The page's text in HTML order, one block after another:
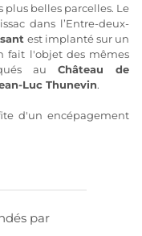
plus belles parcelles. Le
dans l’Entre-deux-
est implanté sur un
fait l'objet des mêmes
auChâteau de
Luc Thunevin.
d'un encépagement
réalisée par Guillaume
mois en fûts de chêne
par